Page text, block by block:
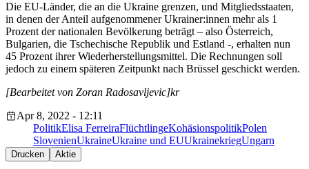
Die EU-Länder, die an die Ukraine grenzen, und Mitgliedsstaaten,
in denen der Anteil aufgenommener Ukrainer:innen mehr als 1
Prozent der nationalen Bevölkerung beträgt – also Österreich,
Bulgarien, die Tschechische Republik und Estland -, erhalten nun
45 Prozent ihrer Wiederherstellungsmittel. Die Rechnungen soll
jedoch zu einem späteren Zeitpunkt nach Brüssel geschickt werden.
[Bearbeitet von Zoran Radosavljevic]kr
Apr 8, 2022 - 12:11
PolitikElisa FerreiraFlüchtlingeKohäsionspolitikPolen
SlovenienUkraineUkraine und EUUkrainekriegUngarn
Drucken Aktie